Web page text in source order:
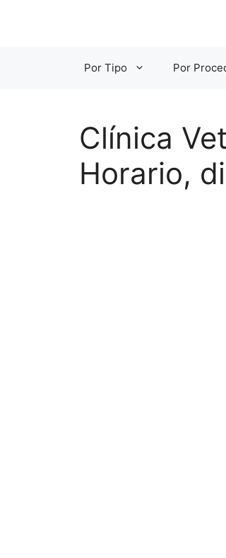
Por Tipo Por
Clínica
Horario,